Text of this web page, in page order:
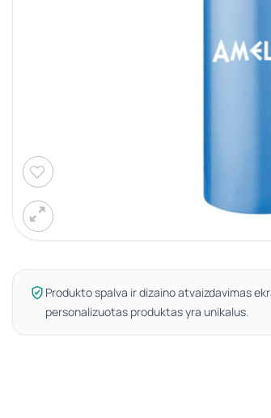
Produkto spalva ir dizaino atvaizdavimas
personalizuotas produktas yra unikalus.